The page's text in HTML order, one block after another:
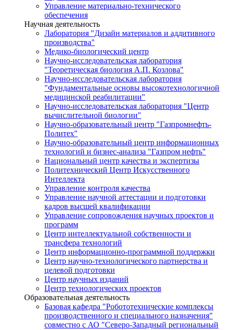
Управление материально-технического
обеспечения
Научная деятельность
Лаборатория "Дизайн материалов и аддитивного
производства"
Медико-биологический центр
Научно-исследовательская лаборатория
"Теоретическая биология А.П. Козлова"
Научно-исследовательская лаборатория
"Фундаментальные основы высокотехнологичной
медицинской реабилитации"
Научно-исследовательская лаборатория "Центр
вычислительной биологии"
Научно-образовательный центр "Газпромнефть-
Политех"
Научно-образовательный центр информационных
технологий и бизнес-анализа "Газпром нефть"
Национальный центр качества и экспертизы
Политехнический Центр Искусственного
Интеллекта
Управление контроля качества
Управление научной аттестации и подготовки
кадров высшей квалификации
Управление сопровождения научных проектов и
программ
Центр интеллектуальной собственности и
трансфера технологий
Центр информационно-программной поддержки
Центр научно-технологического партнерства и
целевой подготовки
Центр научных изданий
Центр технологических проектов
Образовательная деятельность
Базовая кафедра "Робототехнические комплексы
производственного и специального назначения"
совместно с АО "Северо-Западный региональный